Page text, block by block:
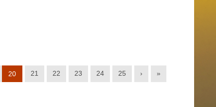
20 21 22 23 24 25 › »